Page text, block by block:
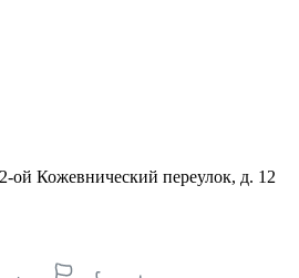
ой Кожевнический переулок, д. 12